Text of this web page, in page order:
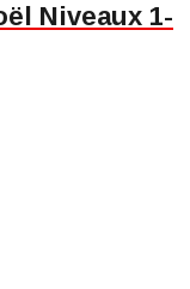
Niveaux 1-